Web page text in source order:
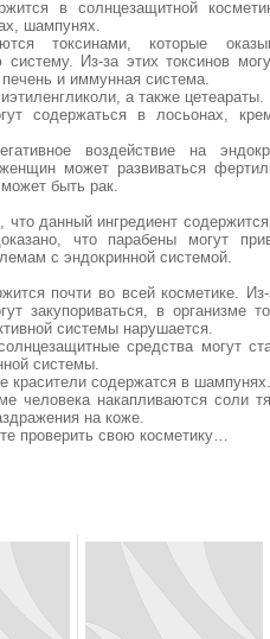
в солнцезащитной
шампунях.
токсинами, которые
систему. Из-за этих токсинов
и иммунная система.
а также цетеараты.
содержаться в лосьонах,
воздействие на
может развиваться
быть рак.
что данный ингредиент
что парабены могут
с эндокринной системой.
почти во всей косметике.
закупориваться, в организме
системы нарушается.
средства могут
системы.
красители содержатся в шампунях.
человека накапливаются соли
на коже.
проверить свою косметику…